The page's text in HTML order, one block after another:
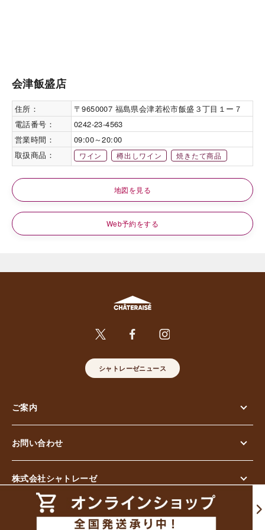
会津飯盛店
住所：
〒9650007 福島県会津若松市飯盛３丁目１ー７
電話番号：
0242-23-4563
営業時間：
09:00～20:00
取扱商品：
ワイン 樽出しワイン 焼きたて商品
地図を見る
Web予約をする
シャトレーゼニュース
ご案内
お問い合わせ
株式会社シャトレーゼ
© Chateraise Co.,Ltd. All Rights Reserved.